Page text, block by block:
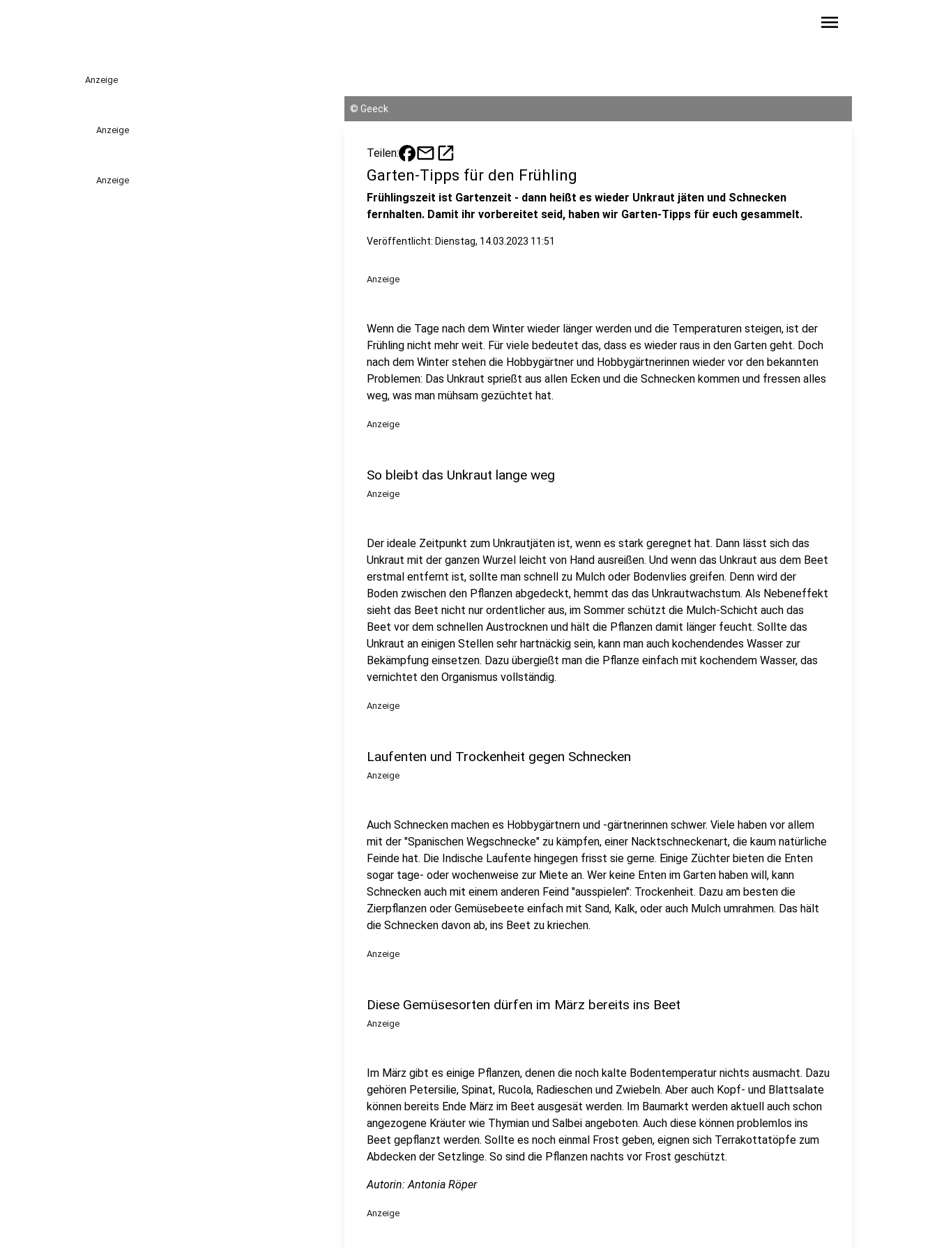
menu
Anzeige
Anzeige
Anzeige
© Geeck
Teilen: mailopen_in_new
Garten-Tipps für den Frühling
Frühlingszeit ist Gartenzeit - dann heißt es wieder Unkraut jäten und Schnecken
fernhalten. Damit ihr vorbereitet seid, haben wir Garten-Tipps für euch gesammelt.
Veröffentlicht: Dienstag, 14.03.2023 11:51
Anzeige
Wenn die Tage nach dem Winter wieder länger werden und die Temperaturen steigen, ist der
Frühling nicht mehr weit. Für viele bedeutet das, dass es wieder raus in den Garten geht. Doch
nach dem Winter stehen die Hobbygärtner und Hobbygärtnerinnen wieder vor den bekannten
Problemen: Das Unkraut sprießt aus allen Ecken und die Schnecken kommen und fressen alles
weg, was man mühsam gezüchtet hat.
Anzeige
So bleibt das Unkraut lange weg
Anzeige
Der ideale Zeitpunkt zum Unkrautjäten ist, wenn es stark geregnet hat. Dann lässt sich das
Unkraut mit der ganzen Wurzel leicht von Hand ausreißen. Und wenn das Unkraut aus dem Beet
erstmal entfernt ist, sollte man schnell zu Mulch oder Bodenvlies greifen. Denn wird der
Boden zwischen den Pflanzen abgedeckt, hemmt das das Unkrautwachstum. Als Nebeneffekt
sieht das Beet nicht nur ordentlicher aus, im Sommer schützt die Mulch-Schicht auch das
Beet vor dem schnellen Austrocknen und hält die Pflanzen damit länger feucht. Sollte das
Unkraut an einigen Stellen sehr hartnäckig sein, kann man auch kochendendes Wasser zur
Bekämpfung einsetzen. Dazu übergießt man die Pflanze einfach mit kochendem Wasser, das
vernichtet den Organismus vollständig.
Anzeige
Laufenten und Trockenheit gegen Schnecken
Anzeige
Auch Schnecken machen es Hobbygärtnern und -gärtnerinnen schwer. Viele haben vor allem
mit der "Spanischen Wegschnecke" zu kämpfen, einer Nacktschneckenart, die kaum natürliche
Feinde hat. Die Indische Laufente hingegen frisst sie gerne. Einige Züchter bieten die Enten
sogar tage- oder wochenweise zur Miete an. Wer keine Enten im Garten haben will, kann
Schnecken auch mit einem anderen Feind "ausspielen": Trockenheit. Dazu am besten die
Zierpflanzen oder Gemüsebeete einfach mit Sand, Kalk, oder auch Mulch umrahmen. Das hält
die Schnecken davon ab, ins Beet zu kriechen.
Anzeige
Diese Gemüsesorten dürfen im März bereits ins Beet
Anzeige
Im März gibt es einige Pflanzen, denen die noch kalte Bodentemperatur nichts ausmacht. Dazu
gehören Petersilie, Spinat, Rucola, Radieschen und Zwiebeln. Aber auch Kopf- und Blattsalate
können bereits Ende März im Beet ausgesät werden. Im Baumarkt werden aktuell auch schon
angezogene Kräuter wie Thymian und Salbei angeboten. Auch diese können problemlos ins
Beet gepflanzt werden. Sollte es noch einmal Frost geben, eignen sich Terrakottatöpfe zum
Abdecken der Setzlinge. So sind die Pflanzen nachts vor Frost geschützt.
Autorin: Antonia Röper
Anzeige